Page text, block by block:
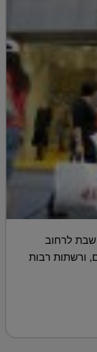
לרחוב
ורשתות רבות